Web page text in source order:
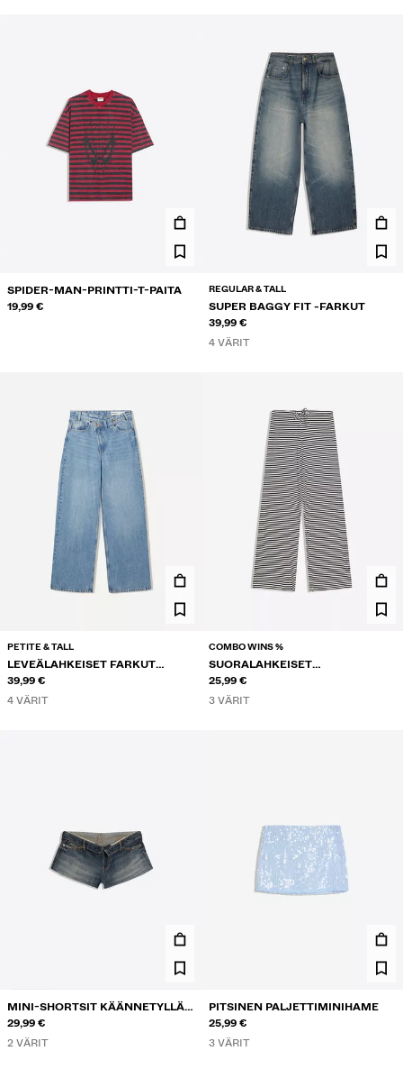
SPIDER-MAN-PRINTTI-T-PAITA
19,99 €
REGULAR & TALL
SUPER BAGGY FIT -FARKUT
39,99 €
4 VÄRIT
PETITE & TALL
LEVEÄLAHKEISET FARKUT
KIETAISUVYÖTÄRÖLLÄ
39,99 €
4 VÄRIT
COMBO WINS %
SUORALAHKEISET
RAITAHOUSUT PRINTTIKUOSILLA
25,99 €
3 VÄRIT
MINI-SHORTSIT KÄÄNNETYLLÄ
VYÖTÄRÖLLÄ
29,99 €
2 VÄRIT
PITSINEN PALJETTIMINIHAME
25,99 €
3 VÄRIT